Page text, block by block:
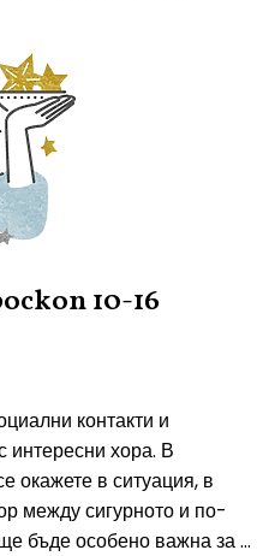
10-16
контакти и
интересни хора. В
окажете в ситуация, в
между сигурното и по-
бъде особено важна за ...